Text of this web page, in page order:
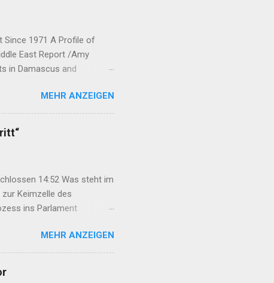
Since 1971 A Profile of
East Report /Amy
in Damascus and
Union Party (Partiya
Parastina Gel, or YPG)
and Jazira.
to each o...
MEHR ANZEIGEN
14:52 Was steht im
zur Keimzelle des
ins Parlament
Mexmûr: Organisierung
auf Hoffnung erhalten
Türkei 22:47 Syrische
MEHR ANZEIGEN